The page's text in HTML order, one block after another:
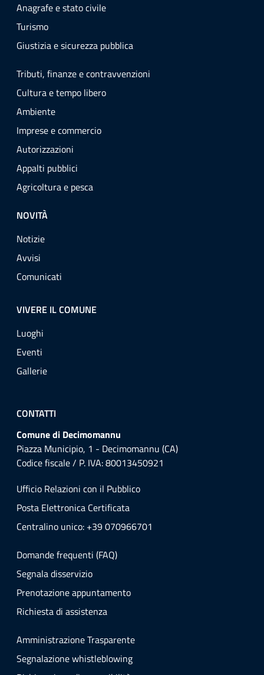
Anagrafe e stato civile
Turismo
Giustizia e sicurezza pubblica
Tributi, finanze e contravvenzioni
Cultura e tempo libero
Ambiente
Imprese e commercio
Autorizzazioni
Appalti pubblici
Agricoltura e pesca
NOVITÀ
Notizie
Avvisi
Comunicati
VIVERE IL COMUNE
Luoghi
Eventi
Gallerie
CONTATTI
Comune di Decimomannu
Piazza Municipio, 1 - Decimomannu (CA)
Codice fiscale / P. IVA: 80013450921
Ufficio Relazioni con il Pubblico
Posta Elettronica Certificata
Centralino unico: +39 070966701
Domande frequenti (FAQ)
Segnala disservizio
Prenotazione appuntamento
Richiesta di assistenza
Amministrazione Trasparente
Segnalazione whistleblowing